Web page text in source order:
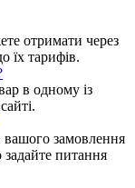
отримати через
їх тарифів.
в одному із
вашого замовлення
задайте питання